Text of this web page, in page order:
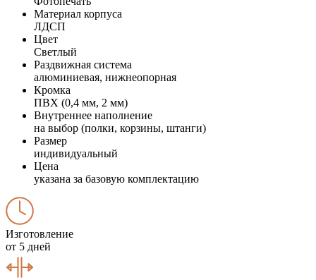
Материал корпуса
ЛДСП
Цвет
Светлый
Раздвижная система
алюминиевая, нижнеопорная
Кромка
ПВХ (0,4 мм, 2 мм)
Внутреннее наполнение
на выбор (полки, корзины, штанги)
Размер
индивидуальный
Цена
указана за базовую комплектацию
Изготовление
от 5 дней